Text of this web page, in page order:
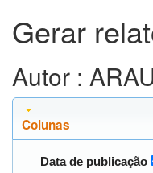
Gerar
Autor :
Colunas
Data de publicação